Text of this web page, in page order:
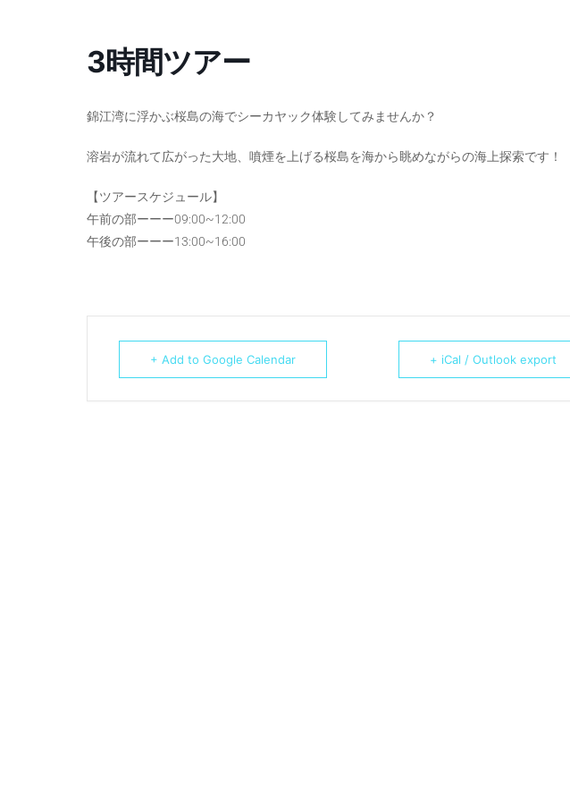
3時間ツアー
錦江湾に浮かぶ桜島の海でシーカヤック体験してみませんか？
溶岩が流れて広がった大地、噴煙を上げる桜島を海から眺めながらの海上探索です！
【ツアースケジュール】
午前の部ーーー09:00~12:00
午後の部ーーー13:00~16:00
+ Add to Google Calendar + iCal / Outlook export